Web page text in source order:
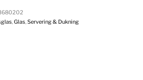
Glas Servering & Dukning